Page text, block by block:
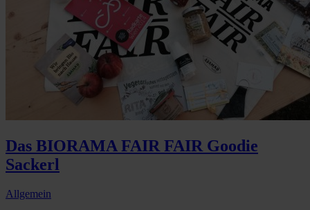
Das BIORAMA FAIR FAIR Goodie
Sackerl
Allgemein